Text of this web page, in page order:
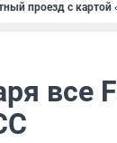
проезд с картой
все